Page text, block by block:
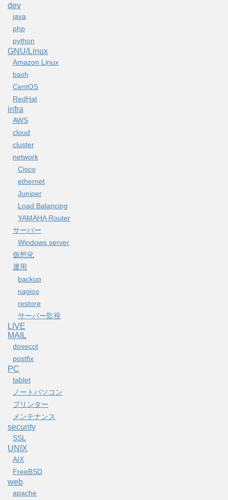
dev
java
php
python
GNU/Linux
Amazon Linux
bash
CentOS
RedHat
infra
AWS
cloud
cluster
network
Cisco
ethernet
Juniper
Load Balancing
YAMAHA Router
サーバー
Windows server
仮想化
運用
backup
nagios
restore
サーバー監視
LIVE
MAIL
dovecot
postfix
PC
tablet
ノートパソコン
プリンター
メンテナンス
security
SSL
UNIX
AIX
FreeBSD
web
apache